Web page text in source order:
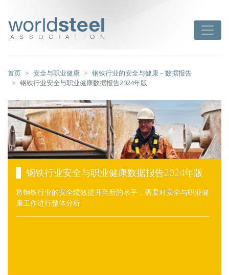
首页 安全与职业健康
钢铁行业的安全与健康 – 数据报告
钢铁行业安全与职业健康数据报告2024年版
钢铁行业安全与职业健康数据报告2024年版
将钢铁行业的安全绩效提升至新的水平，需要对安全与职业健
康工作进行整体分析